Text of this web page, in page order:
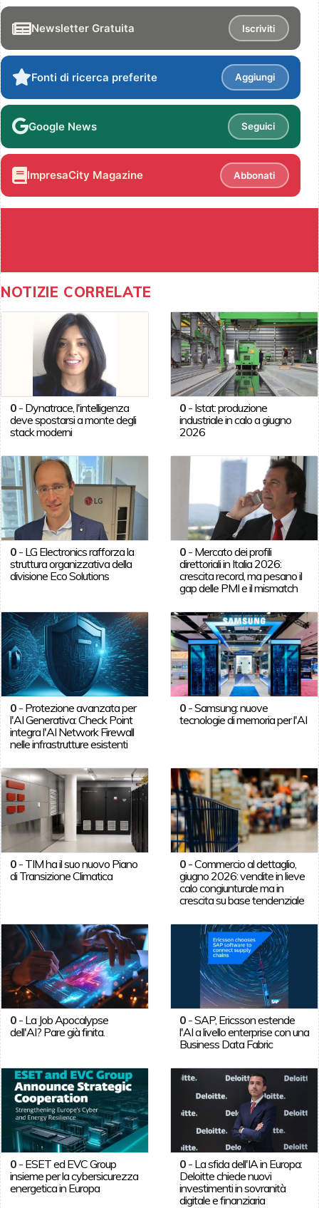
Newsletter Gratuita Iscriviti
Fonti di ricerca preferite Aggiungi
Google News Seguici
ImpresaCity Magazine Abbonati
NOTIZIE CORRELATE
0- Dynatrace, l'intelligenza
deve spostarsi a monte degli
stack moderni
0- Istat: produzione
industriale in calo a giugno
2026
0- LG Electronics rafforza la
struttura organizzativa della
divisione Eco Solutions
0- Mercato dei profili
direttoriali in Italia 2026:
crescita record, ma pesano il
gap delle PMI e il mismatch
0- Protezione avanzata per
l'AI Generativa: Check Point
integra l'AI Network Firewall
nelle infrastrutture esistenti
0-Samsung: nuove
tecnologie di memoria per l'AI
0- TIM ha il suo nuovo Piano
di Transizione Climatica
0-Commercio al dettaglio,
giugno 2026: vendite in lieve
calo congiunturale ma in
crescita su base tendenziale
0- La Job Apocalypse
dell'AI? Pare già finita.
0-SAP, Ericsson estende
l'AI a livello enterprise con una
Business Data Fabric
0- ESET ed EVC Group
insieme per la cybersicurezza
energetica in Europa
0- La sfida dell'IA in Europa:
Deloitte chiede nuovi
investimenti in sovranità
digitale e finanziaria